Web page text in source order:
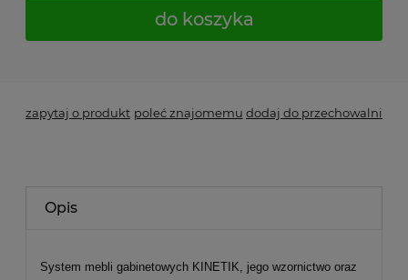
do koszyka
zapytaj o produkt poleć znajomemu dodaj do przechowalni
Opis
System mebli gabinetowych KINETIK, jego wzornictwo oraz